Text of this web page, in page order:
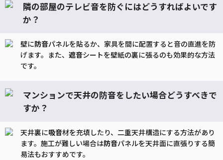
隣の部屋のテレビ音を防ぐにはどうすればよいです
か？
壁に防音パネルを貼るか、家具を間に配置すると音の直進を防
げます。また、 遮音シートを壁紙の裏に張るのも効果的な方法
です。
マンションで天井の防音をしたい場合どうすべきで
すか？
天井裏に吸音材を充填したり、二重天井構造にする方法があり
ます。施工が難しい場合は防音パネルを天井面に直張りする簡
易法もおすすめです。